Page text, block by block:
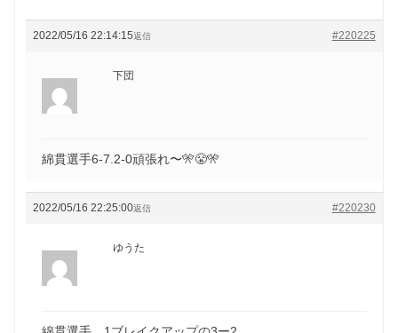
2022/05/16 22:14:15 #220225
返信
下団
綿貫選手6-7.2-0頑張れ〜🎌😤🎌
2022/05/16 22:25:00 #220230
返信
ゆうた